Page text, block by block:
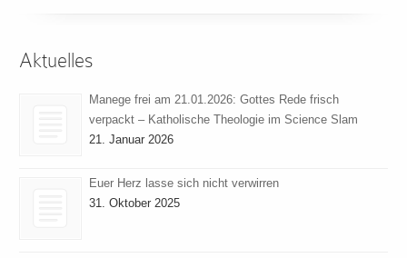
Aktuelles
Manege frei am 21.01.2026: Gottes Rede frisch
verpackt – Katholische Theologie im Science Slam
21. Januar 2026
Euer Herz lasse sich nicht verwirren
31. Oktober 2025